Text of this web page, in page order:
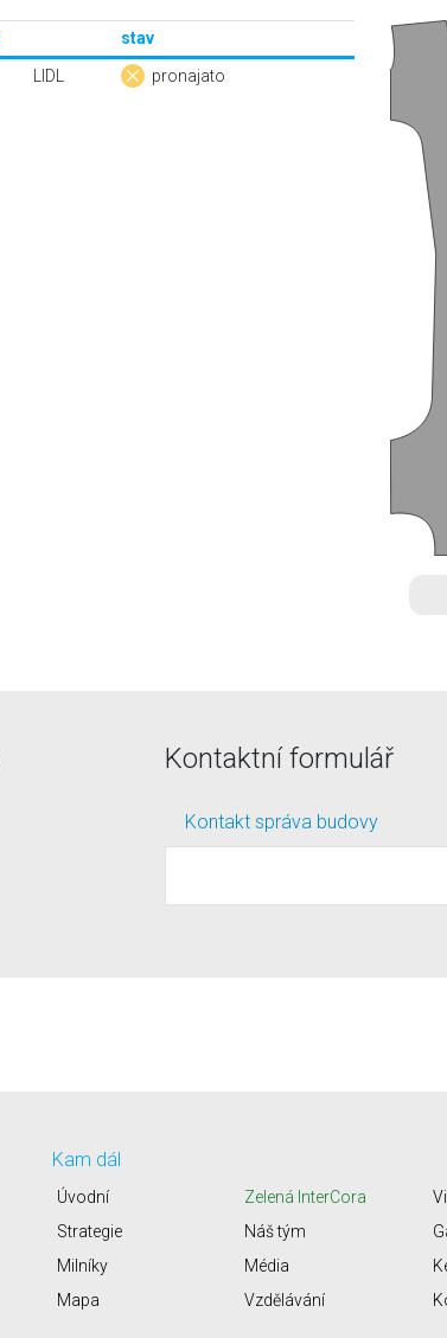
stav
LIDL pronajato
Kontaktní formulář
Kontakt správa budovy
Kam dál
Úvodní
Strategie
Milníky
Mapa
Zelená InterCora
Náš tým
Média
Vzdělávání